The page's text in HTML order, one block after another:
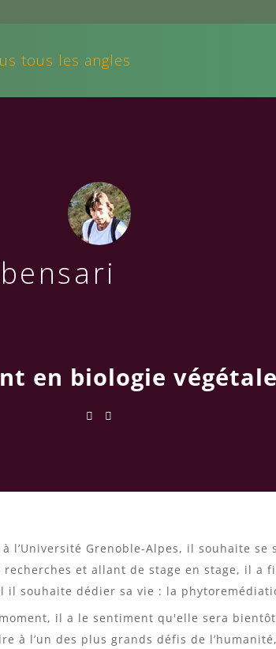
tous les angles
en biologie
l’Université Grenoble-Alpes, il souhaite se
et allant de stage en stage, il a
il souhaite dédier sa vie : la
il a le sentiment qu'elle sera
à l’un des plus grands défis de